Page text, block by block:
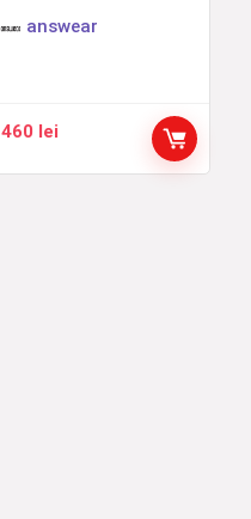
answear
460 lei